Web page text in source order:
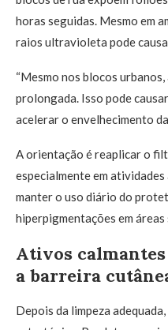
horas seguidas. Mesmo em
raios ultravioleta pode
“Mesmo nos blocos
prolongada. Isso pode
acelerar o envelhecimento
A orientação é reaplicar o
especialmente em
manter o uso diário do
hiperpigmentações em
Ativos
a barreira
Depois da limpeza